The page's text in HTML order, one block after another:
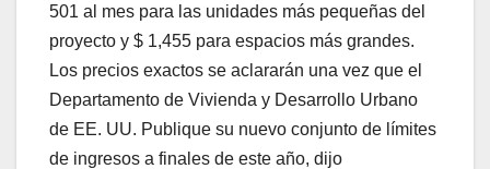
501 al mes para las unidades más pequeñas del
proyecto y $ 1,455 para espacios más grandes.
Los precios exactos se aclararán una vez que el
Departamento de Vivienda y Desarrollo Urbano
de EE. UU. Publique su nuevo conjunto de límites
de ingresos a finales de este año, dijo